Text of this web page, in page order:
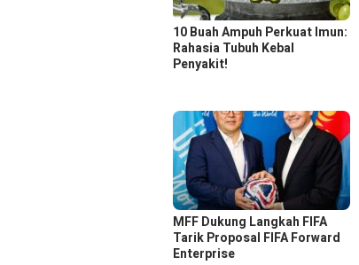
10 Buah Ampuh Perkuat Imun:
Rahasia Tubuh Kebal
Penyakit!
MFF Dukung Langkah FIFA
Tarik Proposal FIFA Forward
Enterprise